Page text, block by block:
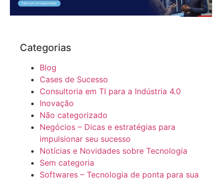
Categorias
Blog
Cases de Sucesso
Consultoria em TI para a Indústria 4.0
Inovação
Não categorizado
Negócios – Dicas e estratégias para
impulsionar seu sucesso
Notícias e Novidades sobre Tecnologia
Sem categoria
Softwares – Tecnologia de ponta para sua